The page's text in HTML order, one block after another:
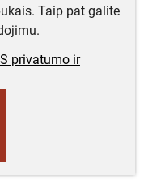
Taip pat galite
privatumo ir